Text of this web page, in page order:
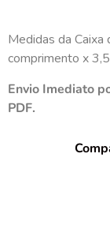
Medidas da Caixa
comprimento x
Envio Imediato
PDF.